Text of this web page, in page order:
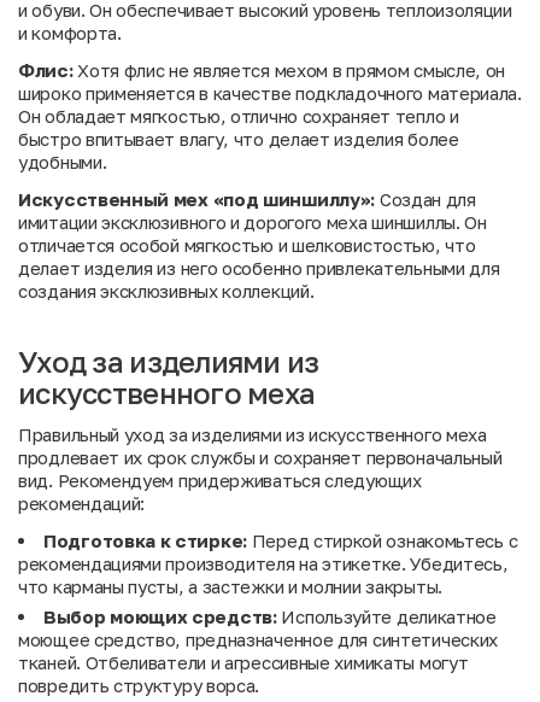
и обуви. Он обеспечивает высокий уровень теплоизоляции
и комфорта.
Флис:Хотя флис не является мехом в прямом смысле, он
широко применяется в качестве подкладочного материала.
Он обладает мягкостью, отлично сохраняет тепло и
быстро впитывает влагу, что делает изделия более
удобными.
Искусственный мех «под шиншиллу»: Создан для
имитации эксклюзивного и дорогого меха шиншиллы. Он
отличается особой мягкостью и шелковистостью, что
делает изделия из него особенно привлекательными для
создания эксклюзивных коллекций.
Уход за изделиями из
искусственного меха
Правильный уход за изделиями из искусственного меха
продлевает их срок службы и сохраняет первоначальный
вид. Рекомендуем придерживаться следующих
рекомендаций:
Подготовка к стирке: Перед стиркой ознакомьтесь с
рекомендациями производителя на этикетке. Убедитесь,
что карманы пусты, а застежки и молнии закрыты.
Выбор моющих средств:Используйте деликатное
моющее средство, предназначенное для синтетических
тканей. Отбеливатели и агрессивные химикаты могут
повредить структуру ворса.